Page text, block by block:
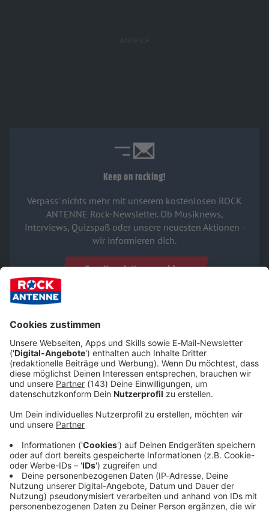
Keep on rocking!
Verpass' nichts mehr mit unserem kostenlosen ROCK
ANTENNE Rock-Newsletter. Ob Musiknews,
Interviews, Quizspaß oder unsere neuesten Aktionen -
wir informieren dich.
Zum Newsletter anmelden
Du möchtest uns etwas sagen?
Studio Hotline
Sprachnachricht
Audiotitel - ROCK ANTENNE Live